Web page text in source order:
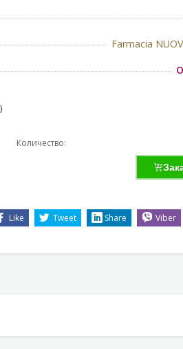
Farmacia
Количество:
Like Tweet Share Viber